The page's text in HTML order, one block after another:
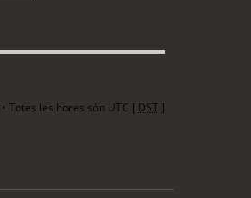
• Totes les hores són UTC [ DST]